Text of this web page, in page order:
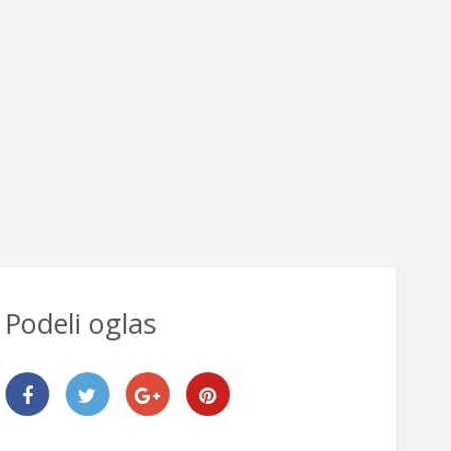
Podeli oglas